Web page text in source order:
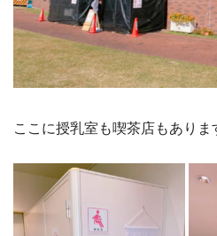
ここに授乳室も喫茶店もありま